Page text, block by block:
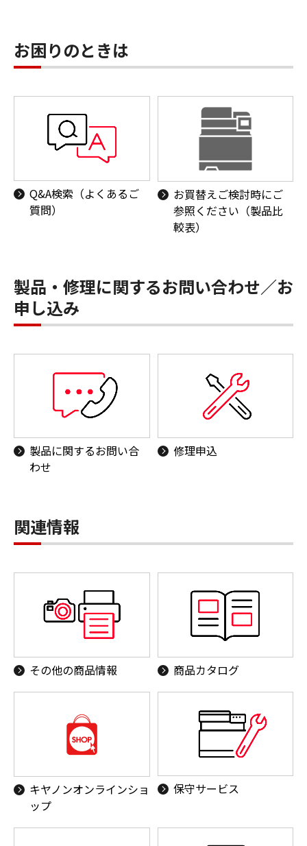
お困りのときは
Q&A検索（よくあるご
質問）
お買替えご検討時にご
参照ください（製品比
較表）
製品・修理に関するお問い合わせ／お
申し込み
製品に関するお問い合
わせ
修理申込
関連情報
その他の商品情報 商品カタログ
キヤノンオンラインショ
ップ
保守サービス